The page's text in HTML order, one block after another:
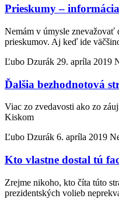
Prieskumy –
Nemám v úmysle
prieskumov. Aj keď ide
Ľubo Dzurák 29. apríla 2019
Ďalšia bezhodnotová
Viac zo zvedavosti ako zo
Kiskom
Ľubo Dzurák 6. apríla 2019
Kto vlastne dostal tú
Zrejme nikoho, kto číta túto
prezidentských volieb